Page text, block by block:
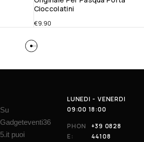
Cioccolatini
€9.90
Su
Gadgeteventi36
5.it puoi
LUNEDI - VENERDI
09:00 18:00
PHON
E:
+39 0828
44108